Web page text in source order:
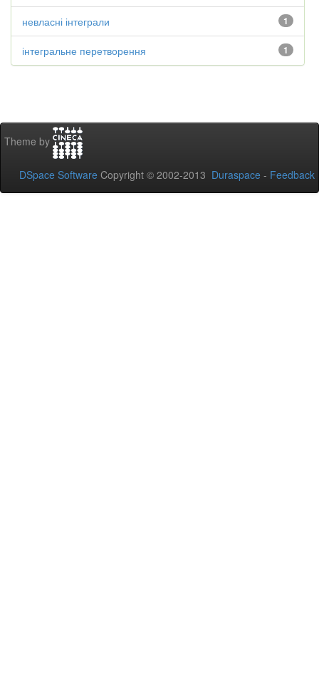
1
невласні інтеграли
1
інтегральне перетворення
Theme by
DSpace Software Copyright © 2002-2013 Duraspace - Feedback